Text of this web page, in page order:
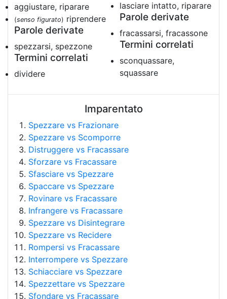
aggiustare, riparare
(senso figurato) riprendere
Parole derivate
spezzarsi, spezzone
Termini correlati
dividere
lasciare intatto, riparare
Parole derivate
fracassarsi, fracassone
Termini correlati
sconquassare,
squassare
Imparentato
Spezzare vs Frazionare
Spezzare vs Scomporre
Distruggere vs Fracassare
Sforzare vs Fracassare
Sfasciare vs Spezzare
Spaccare vs Spezzare
Rovinare vs Fracassare
Infrangere vs Fracassare
Spezzare vs Disintegrare
Spezzare vs Recidere
Rompersi vs Fracassare
Interrompere vs Spezzare
Schiacciare vs Spezzare
Spezzettare vs Spezzare
Sfondare vs Fracassare